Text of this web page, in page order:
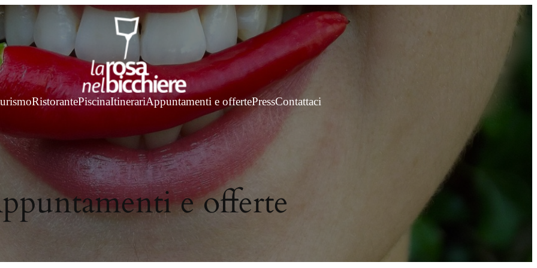
RistorantePiscinaItinerariAppuntamenti e offertePressContattaci
e offerte